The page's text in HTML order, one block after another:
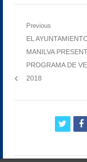
Navegación
entradas
Previous
Previous
post:
EL
MANILVA
PROGRAMA DE
2018
twitter